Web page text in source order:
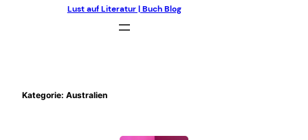
Lust auf Literatur | Buch Blog
Kategorie: Australien